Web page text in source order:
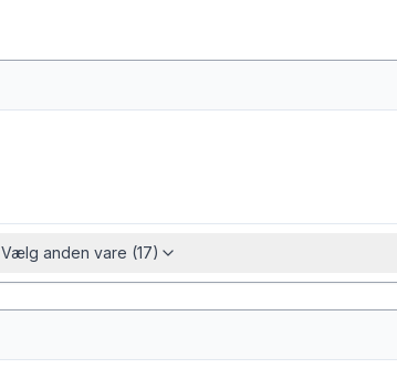
Vælg anden vare (17)